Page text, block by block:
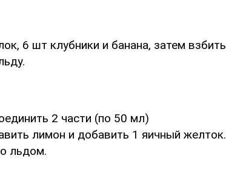
6 шт клубники и банана, затем взбить
2 части (по 50 мл)
лимон и добавить 1 яичный желток.
льдом.